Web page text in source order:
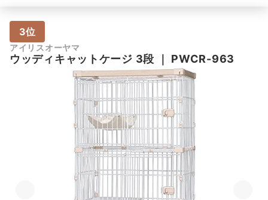
3位
アイリスオーヤマ
ウッディキャットケージ 3段 ｜ PWCR-963